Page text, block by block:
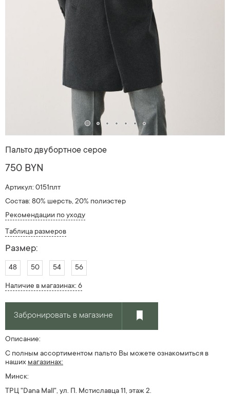
Пальто двубортное серое
750 BYN
Артикул: 0151плт
Состав: 80% шерсть, 20% полиэстер
Рекомендации по уходу
Таблица размеров
Размер:
48 50 54 56
Наличие в магазинах: 6
Забронировать в магазине
Описание:
С полным ассортиментом пальто Вы можете ознакомиться в
наших магазинах:
Минск:
ТРЦ "Dana Mall", ул. П. Мстиславца 11, этаж 2.